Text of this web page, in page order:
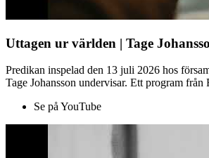
Uttagen ur världen | Tage
Predikan inspelad den 13 juli 2026 hos
Tage Johansson undervisar. Ett program från
Se på YouTube